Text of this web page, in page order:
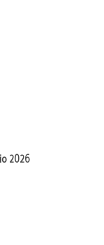
2026